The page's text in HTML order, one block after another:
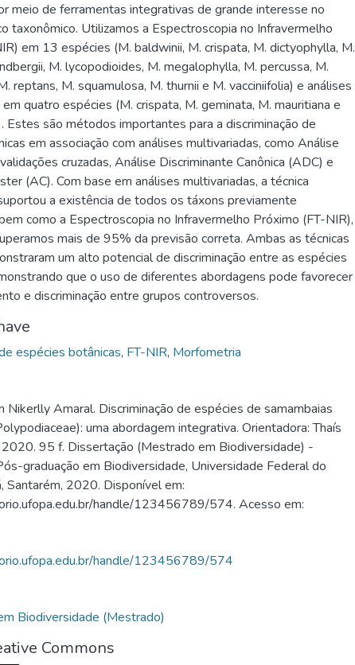
meio de ferramentas integrativas de grande interesse no
taxonômico. Utilizamos a Espectroscopia no Infravermelho
em 13 espécies (M. baldwinii, M. crispata, M. dictyophylla, M.
M. lycopodioides, M. megalophylla, M. percussa, M.
reptans, M. squamulosa, M. thurnii e M. vacciniifolia) e análises
quatro espécies (M. crispata, M. geminata, M. mauritiana e
Estes são métodos importantes para a discriminação de
em associação com análises multivariadas, como Análise
cruzadas, Análise Discriminante Canônica (ADC) e
(AC). Com base em análises multivariadas, a técnica
a existência de todos os táxons previamente
como a Espectroscopia no Infravermelho Próximo (FT-NIR),
mais de 95% da previsão correta. Ambas as técnicas
um alto potencial de discriminação entre as espécies
que o uso de diferentes abordagens pode favorecer
e discriminação entre grupos controversos.
espécies botânicas, FT-NIR, Morfometria
Nikerlly Amaral. Discriminação de espécies de samambaias
uma abordagem integrativa. Orientadora: Thaís
95 f. Dissertação (Mestrado em Biodiversidade) -
graduação em Biodiversidade, Universidade Federal do
Santarém, 2020. Disponível em:
handle/123456789/574. Acesso em:
handle/123456789/574
Biodiversidade (Mestrado)
Commons